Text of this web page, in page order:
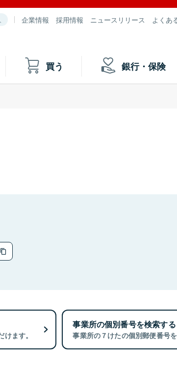
企業情報 採用情報 ニュースリリース よくあ
買う 銀行・保険
ます。
事業所の個別番号を検索する
事業所の７けたの個別郵便番号を